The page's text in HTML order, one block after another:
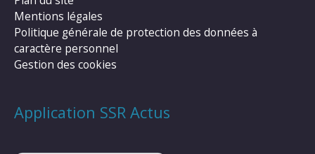
Mentions légales
Politique générale de protection des données à
caractère personnel
Gestion des cookies
Application SSR Actus